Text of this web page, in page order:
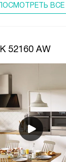
ВСЕ
52160 AW